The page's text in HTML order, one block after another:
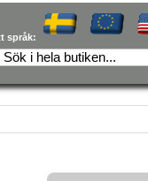
språk: